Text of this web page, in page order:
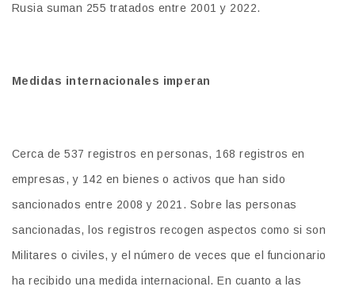
Rusia suman 255 tratados entre 2001 y 2022.
Medidas internacionales imperan
Cerca de 537 registros en personas, 168 registros en
empresas, y 142 en bienes o activos que han sido
sancionados entre 2008 y 2021. Sobre las personas
sancionadas, los registros recogen aspectos como si son
Militares o civiles, y el número de veces que el funcionario
ha recibido una medida internacional. En cuanto a las